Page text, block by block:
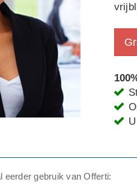
eerder gebruik van Offerti: